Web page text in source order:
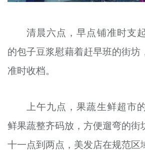
清晨六点，早点铺准时支
的包子豆浆慰藉着赶早班的街坊
准时收档。
上午九点，果蔬生鲜超市
鲜果蔬整齐码放，方便遛弯的街
十一点到两点，美发店在规范区